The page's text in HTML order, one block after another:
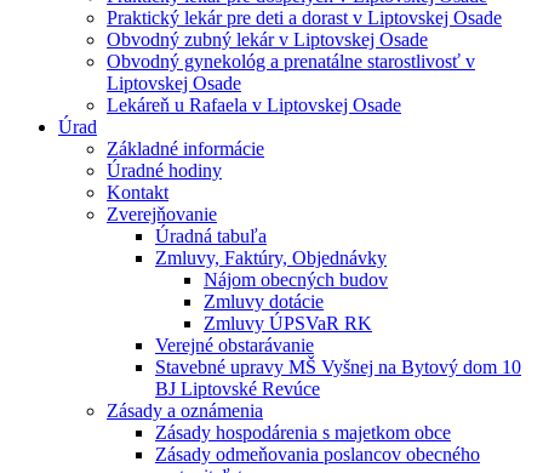
Praktický lekár pre deti a dorast v Liptovskej Osade
Obvodný zubný lekár v Liptovskej Osade
Obvodný gynekológ a prenatálne starostlivosť v
Liptovskej Osade
Lekáreň u Rafaela v Liptovskej Osade
Úrad
Základné informácie
Úradné hodiny
Kontakt
Zverejňovanie
Úradná tabuľa
Zmluvy, Faktúry, Objednávky
Nájom obecných budov
Zmluvy dotácie
Zmluvy ÚPSVaR RK
Verejné obstarávanie
Stavebné upravy MŠ Vyšnej na Bytový dom 10
BJ Liptovské Revúce
Zásady a oznámenia
Zásady hospodárenia s majetkom obce
Zásady odmeňovania poslancov obecného